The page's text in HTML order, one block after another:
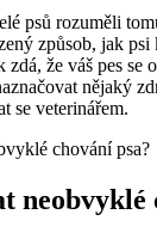
psů rozuměli
způsob, jak
zdá, že váš pes se
nějaký
se veterinářem.
neobvyklé